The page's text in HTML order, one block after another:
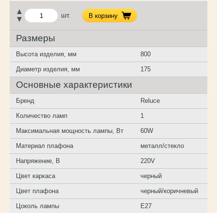
шт. В корзину
Размеры
Высота изделия, мм 800
Диаметр изделия, мм 175
Основные характеристики
Бренд Reluce
Количество ламп 1
Максимальная мощность лампы, Вт 60W
Материал плафона металл/стекло
Напряжение, В 220V
Цвет каркаса черный
Цвет плафона черный/коричневый
Цоколь лампы E27